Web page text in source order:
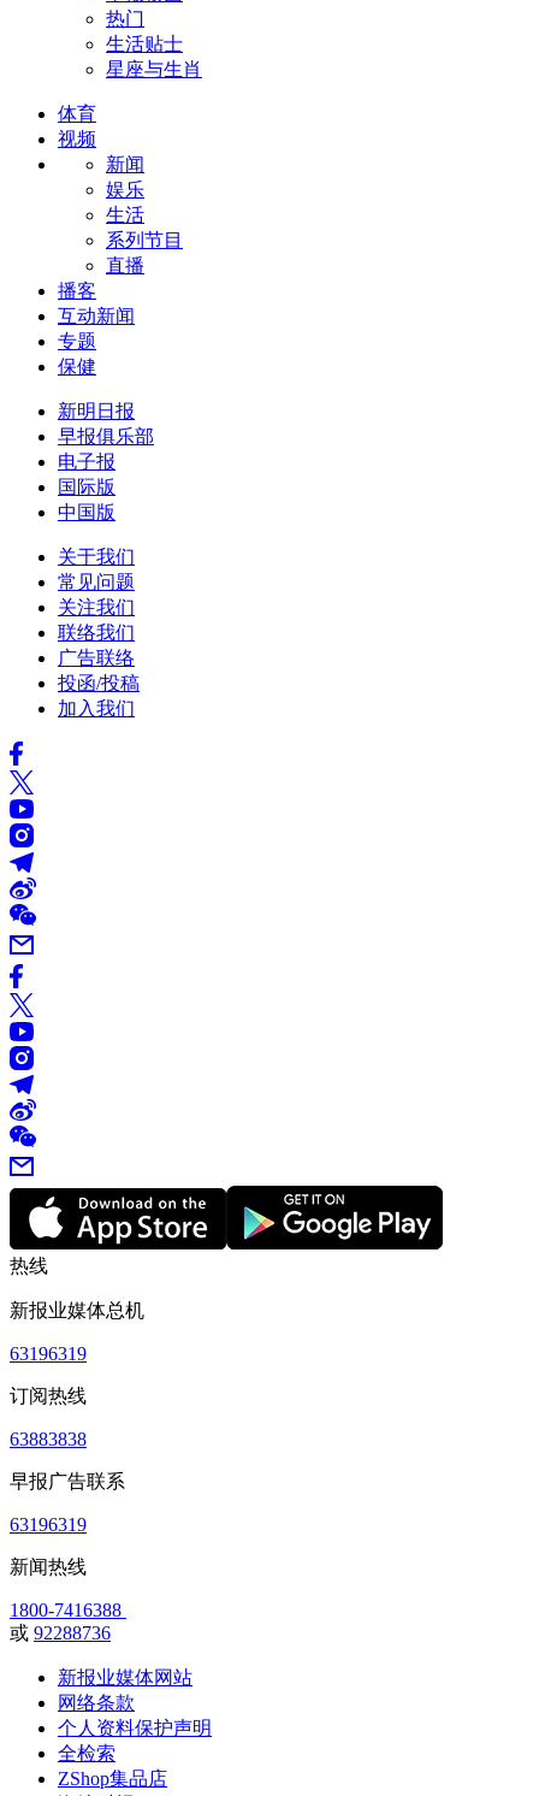
热门
生活贴士
星座与生肖
体育
视频
新闻
娱乐
生活
系列节目
直播
播客
互动新闻
专题
保健
新明日报
早报俱乐部
电子报
国际版
中国版
关于我们
常见问题
关注我们
联络我们
广告联络
投函/投稿
加入我们
热线
新报业媒体总机
63196319
订阅热线
63883838
早报广告联系
63196319
新闻热线
1800-7416388
或 92288736
新报业媒体网站
网络条款
个人资料保护声明
全检索
ZShop集品店